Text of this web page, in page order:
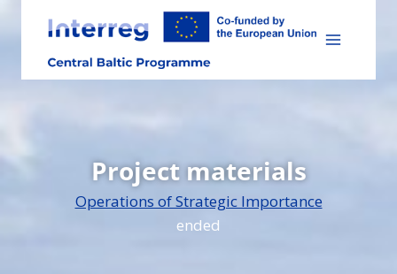
content
Project materials
Operations of Strategic Importance
ended